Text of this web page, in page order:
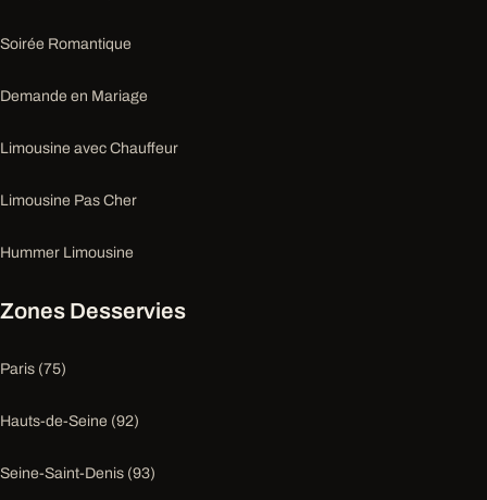
Soirée Romantique
Demande en Mariage
Limousine avec Chauffeur
Limousine Pas Cher
Hummer Limousine
Zones Desservies
Paris (75)
Hauts-de-Seine (92)
Seine-Saint-Denis (93)